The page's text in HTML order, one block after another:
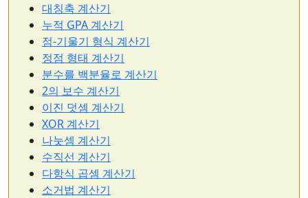
대칭축 계산기
누적 GPA 계산기
점-기울기 형식 계산기
정점 형태 계산기
분수를 백분율로 계산기
2의 보수 계산기
이진 덧셈 계산기
XOR 계산기
나눗셈 계산기
수직선 계산기
다항식 곱셈 계산기
소거법 계산기